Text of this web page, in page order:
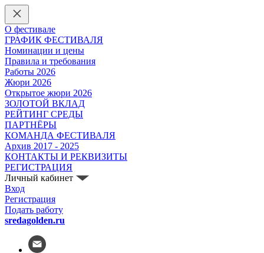
О фестивале
ГРАФИК ФЕСТИВАЛЯ
Номинации и цены
Правила и требования
Работы 2026
Жюри 2026
Открытое жюри 2026
ЗОЛОТОЙ ВКЛАД
РЕЙТИНГ СРЕДЫ
ПАРТНЁРЫ
КОМАНДА ФЕСТИВАЛЯ
Архив 2017 - 2025
КОНТАКТЫ И РЕКВИЗИТЫ
РЕГИСТРАЦИЯ
Личный кабинет
Вход
Регистрация
Подать работу
sredagolden.ru